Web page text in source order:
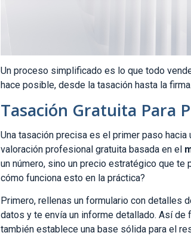
Un proceso simplificado es lo que todo
hace posible, desde la tasación hasta la firma.
Tasación Gratuita Para
Una tasación precisa es el primer paso
valoración profesional gratuita basada en el
un número, sino un precio estratégico que te
cómo funciona esto en la práctica?
Primero, rellenas un formulario con detalles
datos y te envía un informe detallado. Así
también establece una base sólida para el